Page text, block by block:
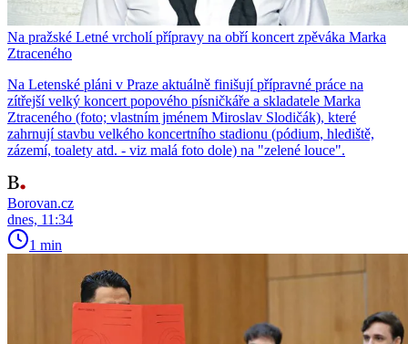
Na pražské Letné vrcholí přípravy na obří koncert zpěváka Marka
Ztraceného
Na Letenské pláni v Praze aktuálně finišují přípravné práce na
zítřejší velký koncert popového písničkáře a skladatele Marka
Ztraceného (foto; vlastním jménem Miroslav Slodičák), které
zahrnují stavbu velkého koncertního stadionu (pódium, hlediště,
zázemí, toalety atd. - viz malá foto dole) na "zelené louce".
Borovan.cz
dnes, 11:34
1 min